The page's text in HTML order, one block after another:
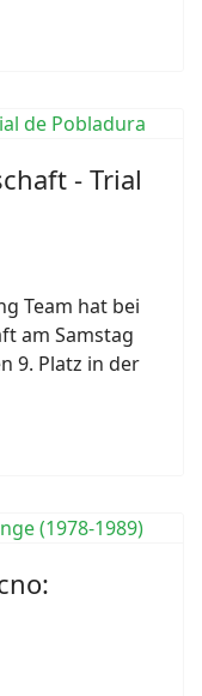
- Trial
Team hat bei
am Samstag
9. Platz in der